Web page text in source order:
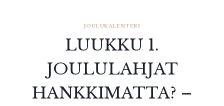
JOULUKALENTERI
LUUKKU 1.
JOULULAHJAT
HANKKIMATTA? –